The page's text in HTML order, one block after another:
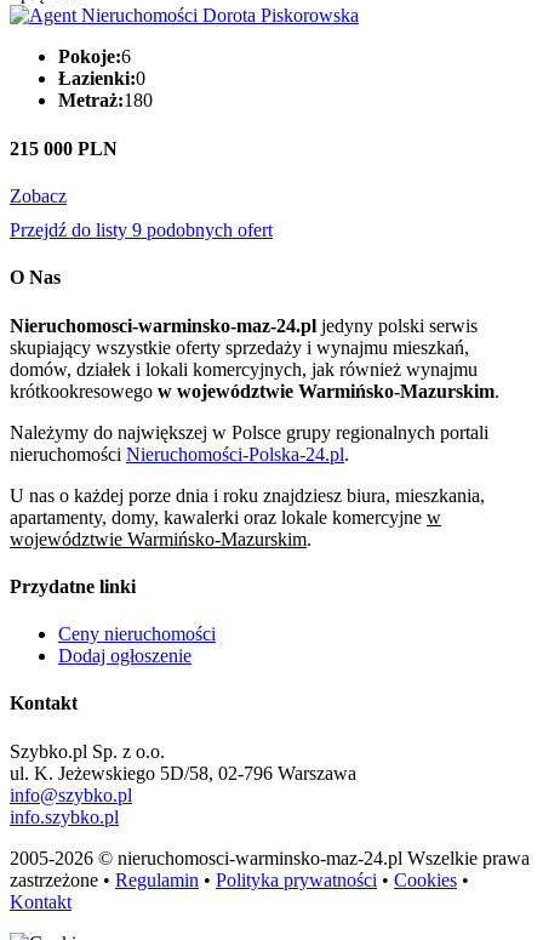
Pokoje:6
Łazienki:0
Metraż:180
215 000 PLN
Zobacz
Przejdź do listy 9 podobnych ofert
O Nas
Nieruchomosci-warminsko-maz-24.pl jedyny polski serwis
skupiający wszystkie oferty sprzedaży i wynajmu mieszkań,
domów, działek i lokali komercyjnych, jak również wynajmu
krótkookresowego w województwie Warmińsko-Mazurskim.
Należymy do największej w Polsce grupy regionalnych portali
nieruchomości Nieruchomości-Polska-24.pl.
U nas o każdej porze dnia i roku znajdziesz biura, mieszkania,
apartamenty, domy, kawalerki oraz lokale komercyjne w
województwie Warmińsko-Mazurskim.
Przydatne linki
Ceny nieruchomości
Dodaj ogłoszenie
Kontakt
Szybko.pl Sp. z o.o.
ul. K. Jeżewskiego 5D/58, 02-796 Warszawa
info@szybko.pl
info.szybko.pl
2005-2026 © nieruchomosci-warminsko-maz-24.pl Wszelkie prawa
zastrzeżone • Regulamin • Polityka prywatności • Cookies •
Kontakt